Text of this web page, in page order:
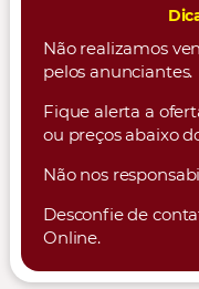
Não realizamos
pelos anunciantes.
Fique alerta a
ou preços abaixo
Não nos
Desconfie de
Online.